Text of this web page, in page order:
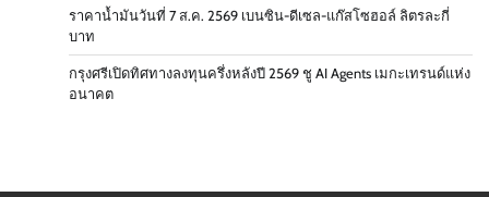
ราคาน้ำมันวันที่ 7 ส.ค. 2569 เบนซิน-ดีเซล-แก๊สโซฮอล์ ลิตรละกี่
บาท
กรุงศรีเปิดทิศทางลงทุนครึ่งหลังปี 2569 ชู AI Agents เมกะเทรนด์แห่ง
อนาคต